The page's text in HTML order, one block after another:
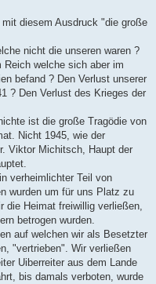
diesem Ausdruck "die große
nicht die unseren waren ?
Reich welche sich aber im
befand ? Den Verlust unserer
? Den Verlust des Krieges der
ist die große Tragödie von
Nicht 1945, wie der
Viktor Michitsch, Haupt der
verheimlichter Teil von
wurden um für uns Platz zu
die Heimat freiwillig verließen,
betrogen wurden.
auf welchen wir als Besetzter
"vertrieben". Wir verließen
Uiberreiter aus dem Lande
bis damals verboten, wurde